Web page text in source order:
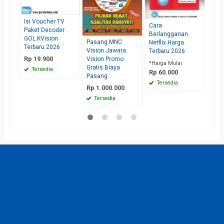
Isi Voucher TV
Paket Decoder
GOL KVision
Terbaru 2026
Rp 19.900
Tersedia
Pasang MNC
Vision Jawara
Vision Promo
Gratis Biaya
Pasang
Rp 1.000.000
Tersedia
Cara
Berlangganan
Netflix Harga
Terbaru 2026
*Harga Mulai
Rp 60.000
Tersedia